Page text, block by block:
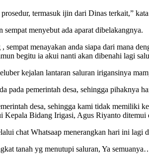
termasuk ijin dari Dinas terkait,”
menyebut ada aparat dibelakangnya.
menayakan anda siapa dari mana
begitu ia akui nanti akan dibenahi lagi
kejalan lantaran saluran irigansinya
pada pemerintah desa, sehingga pihaknya
desa, sehingga kami tidak memiliki
Kepala Bidang Irigasi, Agus Riyanto
chat Whatsaap menerangkan hari ini lagi
tanah yg menutupi saluran, Ya